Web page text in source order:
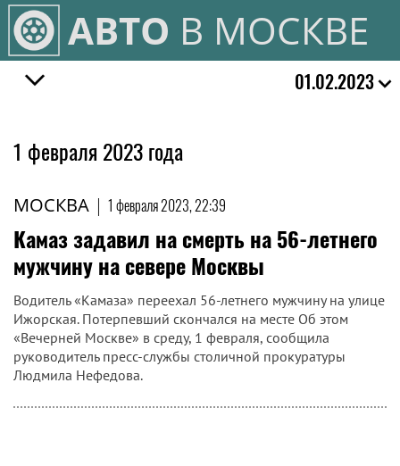
АВТО В МОСКВЕ
01.02.2023
1 февраля 2023 года
МОСКВА | 1 февраля 2023, 22:39
Камаз задавил на смерть на 56-летнего
мужчину на севере Москвы
Водитель «Камаза» переехал 56-летнего мужчину на улице
Ижорская. Потерпевший скончался на месте Об этом
«Вечерней Москве» в среду, 1 февраля, сообщила
руководитель пресс-службы столичной прокуратуры
Людмила Нефедова.